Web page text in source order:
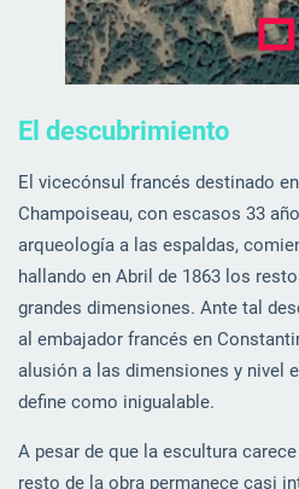
El descubrimiento
El vicecónsul francés destinado
Champoiseau, con escasos 33
arqueología a las espaldas,
hallando en Abril de 1863 los
grandes dimensiones. Ante tal
al embajador francés en
alusión a las dimensiones y nivel
define como inigualable.
A pesar de que la escultura carece
resto de la obra permanece casi